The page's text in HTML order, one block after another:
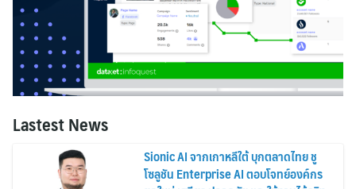
Lastest News
Sionic AI จากเกาหลีใต้ บุกตลาดไทย ชู
โซลูชัน Enterprise AI ตอบโจทย์องค์กร